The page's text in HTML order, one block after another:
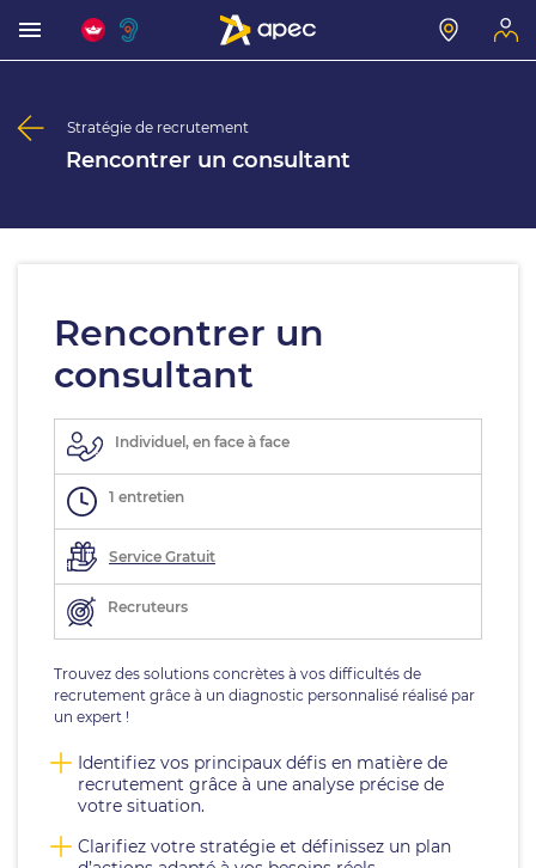
Stratégie de recrutement
Rencontrer un consultant
Rencontrer un
consultant
Individuel, en face à face
1 entretien
Service Gratuit
Recruteurs
Trouvez des solutions concrètes à vos difficultés de
recrutement grâce à un diagnostic personnalisé réalisé par
un expert !
Identifiez vos principaux défis en matière de
recrutement grâce à une analyse précise de
votre situation.
Clarifiez votre stratégie et définissez un plan